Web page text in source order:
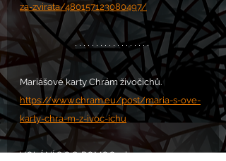
za-zvirata/480157123080497/
Mariášové karty Chrám živočichů.
https://www.chram.eu/post/maria-s-ove-
karty-chra-m-z-ivoc-ichu
VOLÁNÍ S.O.S. POMOC zde: